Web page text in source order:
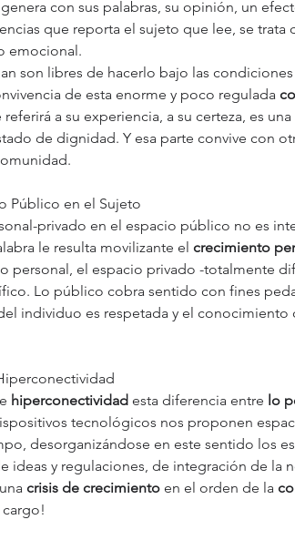
con sus palabras, su opinión, un
que reporta el sujeto que lee, se trata
emocional.
son libres de hacerlo bajo las
de esta enorme y poco regulada
a su experiencia, a su certeza, es
de dignidad. Y esa parte convive con
Público en el Sujeto
privado en el espacio público no es
le resulta movilizante el crecimiento
personal, el espacio privado -totalmente
Lo público cobra sentido con fines
individuo es respetada y el
hiperconectividad esta diferencia entre lo
tecnológicos nos proponen
desorganizándose en este sentido los
ideas y regulaciones, de integración de la
crisis de crecimiento en el orden de la